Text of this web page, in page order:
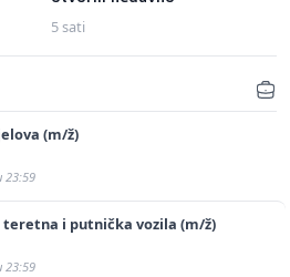
5 sati
(m/ž)
23:59
i putnička vozila (m/ž)
23:59